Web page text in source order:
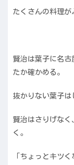
たくさんの料理が
賢治は葉子に名
たか確かめる。
抜かりない葉子は
賢治はさりげな
く。
「ちょっとキツ